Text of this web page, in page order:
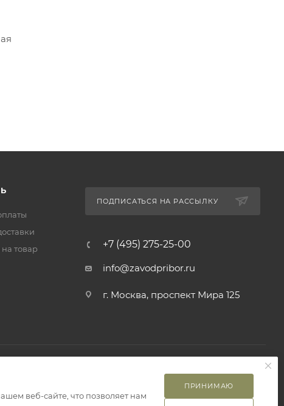
товар
ПОДПИСАТЬСЯ НА РАССЫЛКУ
+7 (495) 275-25-00
info@zavodpribor.ru
г. Москва, проспект Мира 125
веб-сайте, что позволяет нам
ПРИНИМАЮ